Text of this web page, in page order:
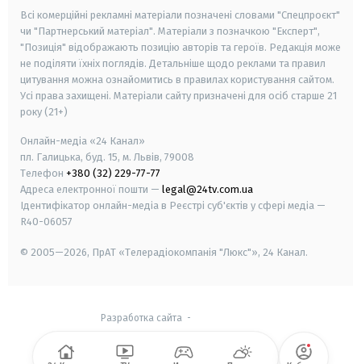
Всі комерційні рекламні матеріали позначені словами "Спецпроєкт"
чи "Партнерський матеріал". Матеріали з позначкою "Експерт",
"Позиція" відображають позицію авторів та героїв. Редакція може
не поділяти їхніх поглядів. Детальніше щодо реклами та правил
цитування можна ознайомитись в правилах користування сайтом.
Усі права захищені. Матеріали сайту призначені для осіб старше 21
року (21+)
Онлайн-медіа «24 Канал»
пл. Галицька, буд. 15, м. Львів, 79008
Телефон +380 (32) 229-77-77
Адреса електронної пошти — legal@24tv.com.ua
Ідентифікатор онлайн-медіа в Реєстрі суб'єктів у сфері медіа —
R40-06057
© 2005—2026, ПрАТ «Телерадіокомпанія "Люкс"», 24 Канал.
Разработка сайта -